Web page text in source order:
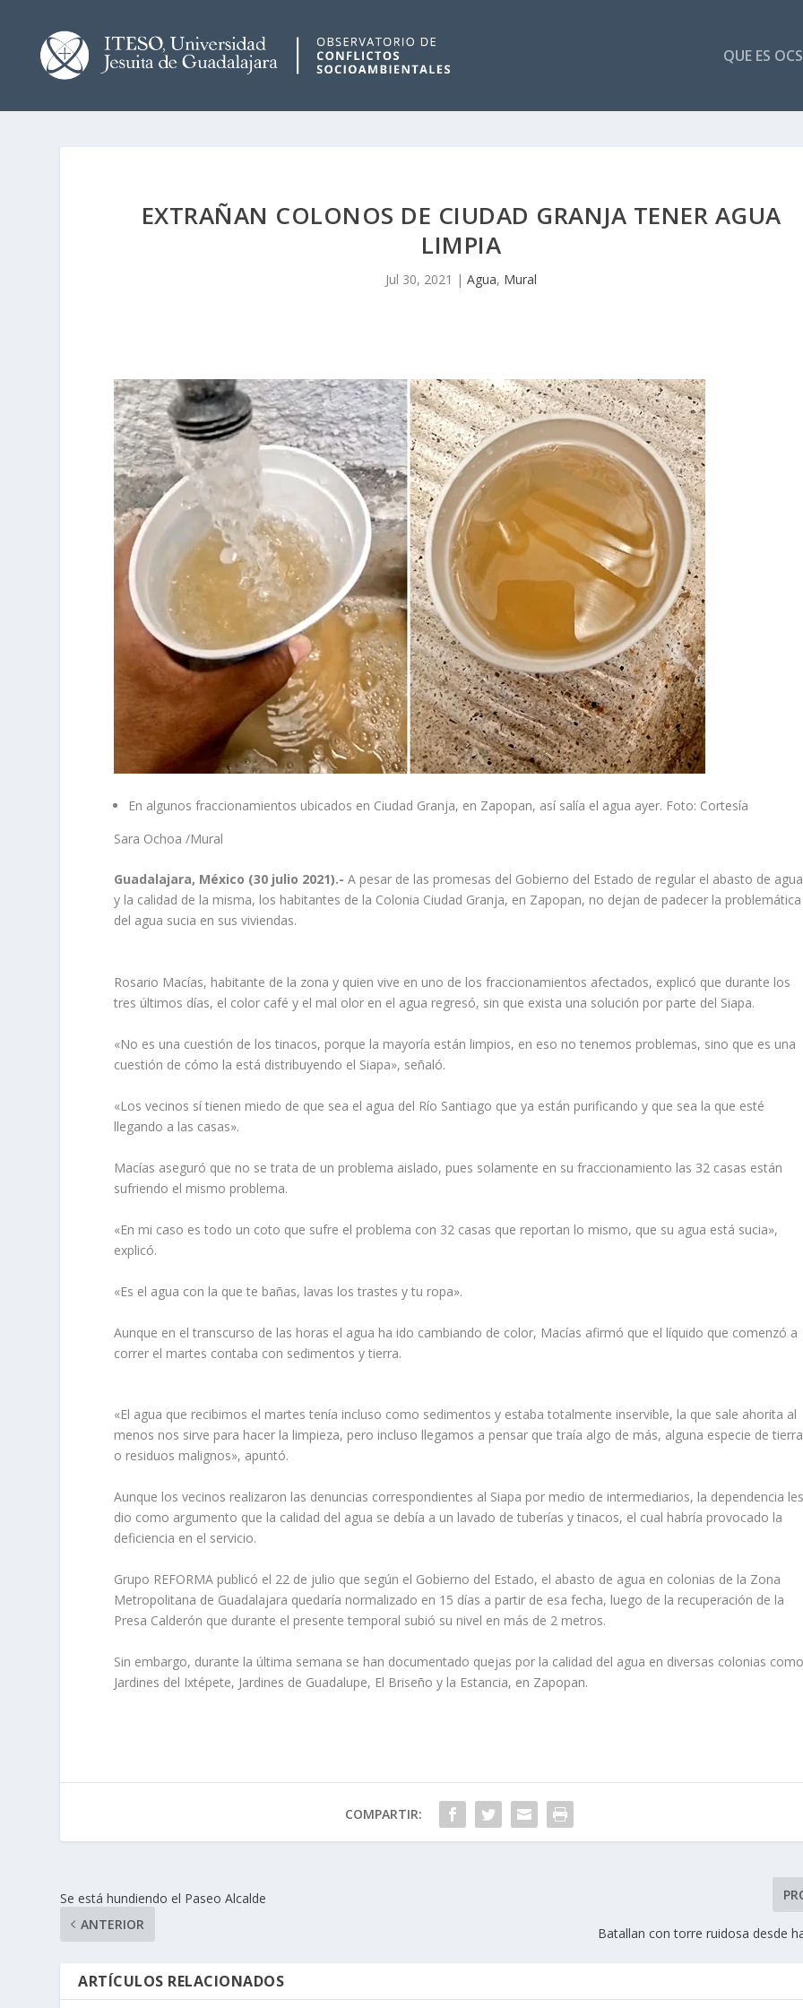
QUE ES
EXTRAÑAN COLONOS DE CIUDAD GRANJA TENER AGUA
LIMPIA
Jul 30, 2021 |Agua, Mural
En algunos fraccionamientos ubicados en Ciudad Granja, en Zapopan, así salía el agua ayer. Foto: Cortesía
Sara Ochoa /Mural
Guadalajara, México (30 julio 2021).-A pesar de las promesas del Gobierno del Estado de regular el abasto de agua
y la calidad de la misma, los habitantes de la Colonia Ciudad Granja, en Zapopan, no dejan de padecer la problemática
del agua sucia en sus viviendas.
Rosario Macías, habitante de la zona y quien vive en uno de los fraccionamientos afectados, explicó que durante los
tres últimos días, el color café y el mal olor en el agua regresó, sin que exista una solución por parte del Siapa.
«No es una cuestión de los tinacos, porque la mayoría están limpios, en eso no tenemos problemas, sino que es una
cuestión de cómo la está distribuyendo el Siapa», señaló.
«Los vecinos sí tienen miedo de que sea el agua del Río Santiago que ya están purificando y que sea la que esté
llegando a las casas».
Macías aseguró que no se trata de un problema aislado, pues solamente en su fraccionamiento las 32 casas están
sufriendo el mismo problema.
«En mi caso es todo un coto que sufre el problema con 32 casas que reportan lo mismo, que su agua está sucia»,
explicó.
«Es el agua con la que te bañas, lavas los trastes y tu ropa».
Aunque en el transcurso de las horas el agua ha ido cambiando de color, Macías afirmó que el líquido que comenzó a
correr el martes contaba con sedimentos y tierra.
«El agua que recibimos el martes tenía incluso como sedimentos y estaba totalmente inservible, la que sale ahorita al
menos nos sirve para hacer la limpieza, pero incluso llegamos a pensar que traía algo de más, alguna especie de tierra
o residuos malignos», apuntó.
Aunque los vecinos realizaron las denuncias correspondientes al Siapa por medio de intermediarios, la dependencia
dio como argumento que la calidad del agua se debía a un lavado de tuberías y tinacos, el cual habría provocado la
deficiencia en el servicio.
Grupo REFORMA publicó el 22 de julio que según el Gobierno del Estado, el abasto de agua en colonias de la Zona
Metropolitana de Guadalajara quedaría normalizado en 15 días a partir de esa fecha, luego de la recuperación de la
Presa Calderón que durante el presente temporal subió su nivel en más de 2 metros.
Sin embargo, durante la última semana se han documentado quejas por la calidad del agua en diversas colonias
Jardines del Ixtépete, Jardines de Guadalupe, El Briseño y la Estancia, en Zapopan.
COMPARTIR:
Se está hundiendo el Paseo Alcalde
ANTERIOR
Batallan con torre ruidosa desde
ARTÍCULOS RELACIONADOS